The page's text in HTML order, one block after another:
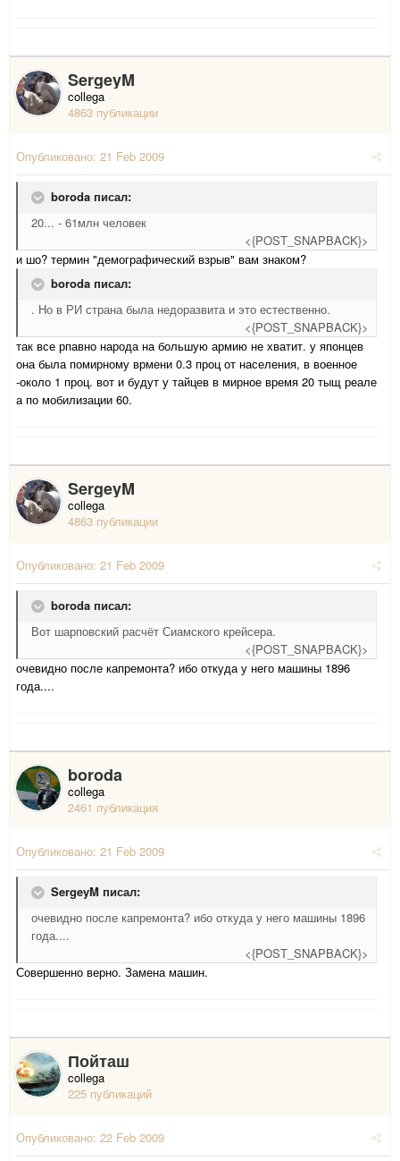
SergeyM
collega
4863 публикации
Опубликовано: 21 Feb 2009
boroda писал:
20... - 61млн человек
<{POST_SNAPBACK}>
и шо? термин "демографический взрыв" вам знаком?
boroda писал:
. Но в РИ страна была недоразвита и это естественно.
<{POST_SNAPBACK}>
так все рпавно народа на большую армию не хватит. у японцев
она была помирному врмени 0.3 проц от населения, в военное
-около 1 проц. вот и будут у тайцев в мирное время 20 тыщ реале
а по мобилизации 60.
SergeyM
collega
4863 публикации
Опубликовано: 21 Feb 2009
boroda писал:
Вот шарповский расчёт Сиамского крейсера.
<{POST_SNAPBACK}>
очевидно после капремонта? ибо откуда у него машины 1896
года....
boroda
collega
2461 публикация
Опубликовано: 21 Feb 2009
SergeyM писал:
очевидно после капремонта? ибо откуда у него машины 1896
года....
<{POST_SNAPBACK}>
Совершенно верно. Замена машин.
Пойташ
collega
225 публикаций
Опубликовано: 22 Feb 2009